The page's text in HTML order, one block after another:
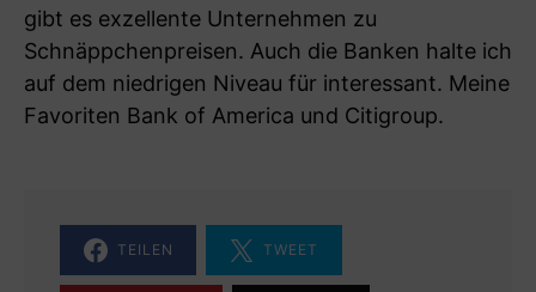
gibt es exzellente Unternehmen zu
Schnäppchenpreisen. Auch die Banken halte ich
auf dem niedrigen Niveau für interessant. Meine
Favoriten Bank of America und Citigroup.
TEILEN TWEET